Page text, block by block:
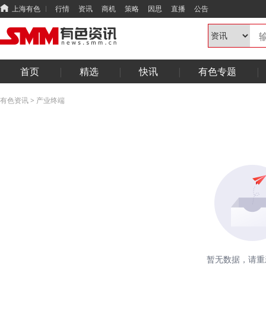
上海有色 行情 资讯 商机 策略 因思 直播 公告
首页 精选 快讯 有色专题
有色资讯> 产业终端
暂无数据，请